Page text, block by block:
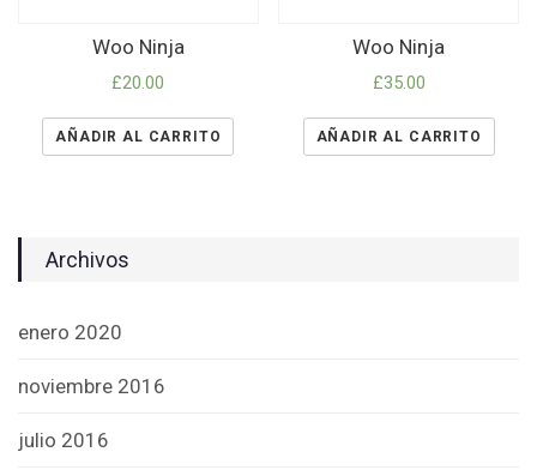
Woo Ninja
£20.00
AÑADIR AL CARRITO
Woo Ninja
£35.00
AÑADIR AL CARRITO
Archivos
enero 2020
noviembre 2016
julio 2016